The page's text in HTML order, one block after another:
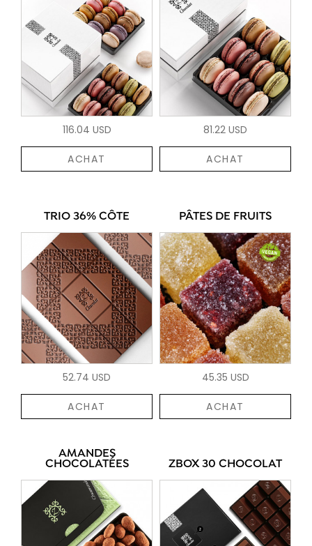
116.04 USD
ACHAT
81.22 USD
ACHAT
TRIO 36% CÔTE
52.74 USD
ACHAT
PÂTES DE FRUITS
45.35 USD
ACHAT
AMANDES
CHOCOLATÉES ZBOX 30 CHOCOLAT